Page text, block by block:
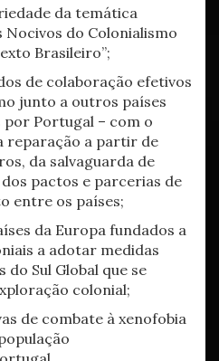
da temática
do Colonialismo
Brasileiro”;
de colaboração efetivos
junto a outros países
Portugal – com o
reparação a partir de
da salvaguarda de
pactos e parcerias de
entre os países;
da Europa fundados a
a adotar medidas
Sul Global que se
colonial;
de combate à xenofobia